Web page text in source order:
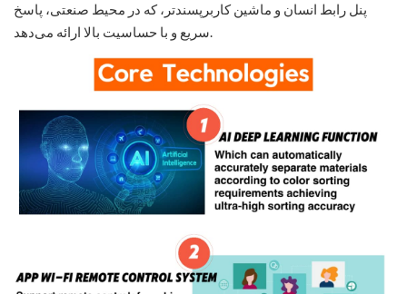
پنل رابط انسان و ماشین کاربرپسندتر، که در محیط صنعتی، پاسخ
سریع و با حساسیت بالا ارائه می‌دهد.